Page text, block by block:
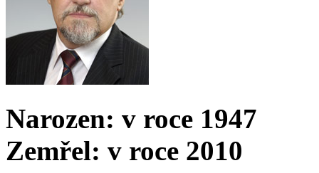
Narozen: v roce 1947
Zemřel: v roce 2010